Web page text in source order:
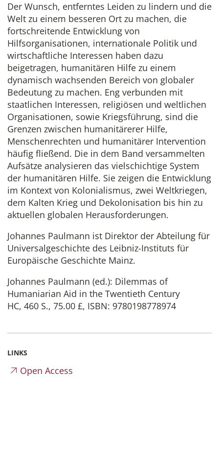
Der Wunsch, entferntes Leiden zu lindern und die
Welt zu einem besseren Ort zu machen, die
fortschreitende Entwicklung von
Hilfsorganisationen, internationale Politik und
wirtschaftliche Interessen haben dazu
beigetragen, humanitären Hilfe zu einem
dynamisch wachsenden Bereich von globaler
Bedeutung zu machen. Eng verbunden mit
staatlichen Interessen, religiösen und weltlichen
Organisationen, sowie Kriegsführung, sind die
Grenzen zwischen humanitärerer Hilfe,
Menschenrechten und humanitärer Intervention
häufig fließend. Die in dem Band versammelten
Aufsätze analysieren das vielschichtige System
der humanitären Hilfe. Sie zeigen die Entwicklung
im Kontext von Kolonialismus, zwei Weltkriegen,
dem Kalten Krieg und Dekolonisation bis hin zu
aktuellen globalen Herausforderungen.
Johannes Paulmann ist Direktor der Abteilung für
Universalgeschichte des Leibniz-Instituts für
Europäische Geschichte Mainz.
Johannes Paulmann (ed.): Dilemmas of
Humaniarian Aid in the Twentieth Century
HC, 460 S., 75.00 £, ISBN: 9780198778974
LINKS
Open Access